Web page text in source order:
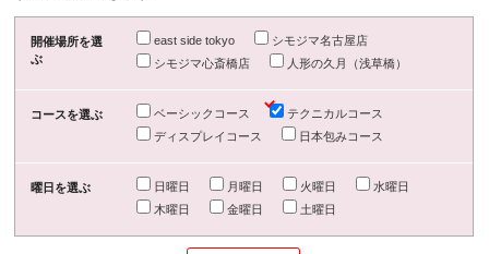
開催場所を選
ぶ
east side tokyo
シモジマ名古屋店
シモジマ心斎橋店
人形の久月（浅草橋）
コースを選ぶ ベーシックコース
テクニカルコース
ディスプレイコース
日本包みコース
曜日を選ぶ 日曜日 月曜日 火曜日
水曜日
木曜日
金曜日 土曜日